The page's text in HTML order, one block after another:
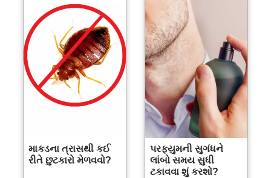
માકડના ત્રાસથી કઈ
રીતે છુટકારો મેળવવો?
પરફ્યુમની સુગંધને
લાંબો સમય સુધી
ટકાવવા શું કરશો?